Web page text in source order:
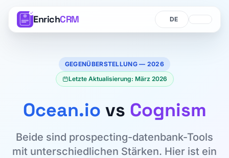
EnrichCRM Sprache
Sprache
GEGENÜBERSTELLUNG — 2026
Letzte Aktualisierung: März 2026
Ocean.io vs Cognism
Beide sind prospecting-datenbank-Tools
mit unterschiedlichen Stärken. Hier ist ein